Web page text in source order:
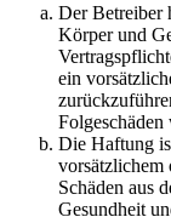
Der Betreiber
Körper und
ein
Folgeschäden
Die Haftung
vorsätzlichem
Schäden aus
Gesundheit